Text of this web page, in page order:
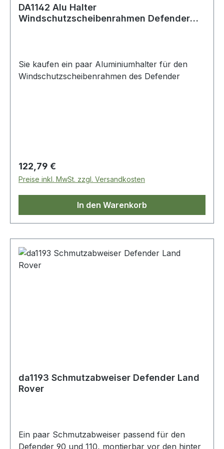
DA1142 Alu Halter
Windschutzscheibenrahmen Defender
Sie kaufen ein paar Aluminiumhalter für den
Windschutzscheibenrahmen des Defender
Regulärer Preis:
122,79 €
Preise inkl. MwSt. zzgl. Versandkosten
In den Warenkorb
da1193 Schmutzabweiser Defender Land
Rover
Ein paar Schmutzabweiser passend für den
Defender 90 und 110, montierbar vor den hinter